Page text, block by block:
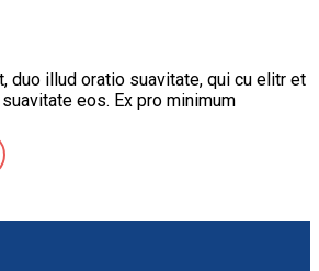
duo illud oratio suavitate, qui cu elitr et
eos. Ex pro minimum